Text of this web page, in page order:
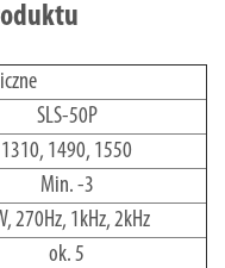
SLS-50P
1310, 1490, 1550
Min. -3
270Hz, 1kHz, 2kHz
ok. 5